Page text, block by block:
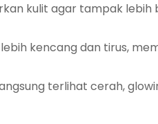
kulit agar tampak lebih
kencang dan tirus,
terlihat cerah,